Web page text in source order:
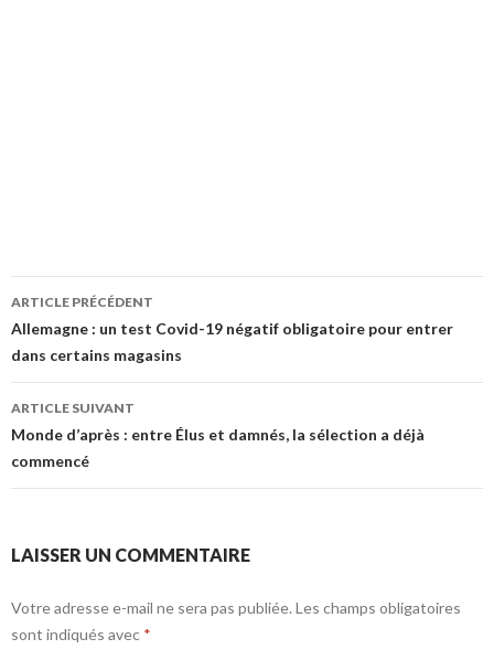
Navigation
des
articles
ARTICLE PRÉCÉDENT
Allemagne : un test Covid-19 négatif obligatoire pour entrer
dans certains magasins
ARTICLE SUIVANT
Monde d’après : entre Élus et damnés, la sélection a déjà
commencé
LAISSER UN COMMENTAIRE
Votre adresse e-mail ne sera pas publiée. Les champs obligatoires
sont indiqués avec *